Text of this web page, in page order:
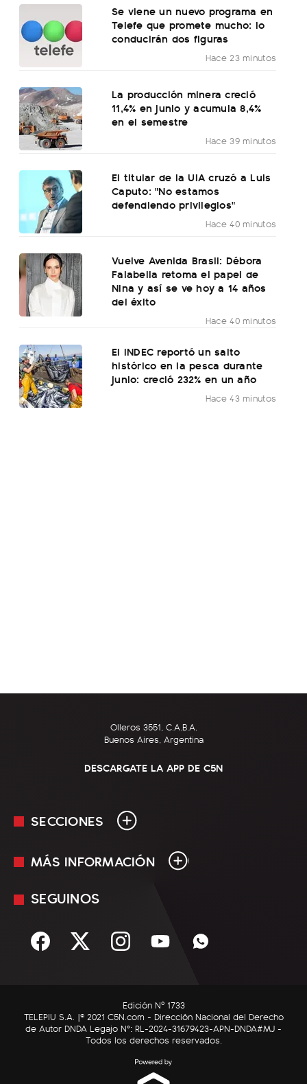
Se viene un nuevo programa en
Telefe que promete mucho: lo
conducirán dos figuras
Hace 23 minutos
La producción minera creció
11,4% en junio y acumula 8,4%
en el semestre
Hace 39 minutos
El titular de la UIA cruzó a Luis
Caputo: "No estamos
defendiendo privilegios"
Hace 40 minutos
Vuelve Avenida Brasil: Débora
Falabella retoma el papel de
Nina y así se ve hoy a 14 años
del éxito
Hace 40 minutos
El INDEC reportó un salto
histórico en la pesca durante
junio: creció 232% en un año
Hace 43 minutos
Olleros 3551, C.A.B.A.
Buenos Aires, Argentina
DESCARGATE LA APP DE C5N
SECCIONES
En Vivo
Sociedad
C5N Autos
RatingCero
MÁS INFORMACIÓN
Mediakit
Términos y condiciones
SEGUINOS
Edición Nº 1733
TELEPIU S.A. |© 2021 C5N.com - Dirección Nacional del Derecho
de Autor DNDA Legajo N°: RL-2024-31679423-APN-DNDA#MJ -
Todos los derechos reservados.